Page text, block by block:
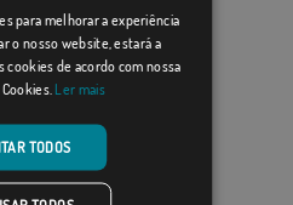
para melhorar a experiência
o nosso website, estará a
cookies de acordo com nossa
Ler mais
TODOS